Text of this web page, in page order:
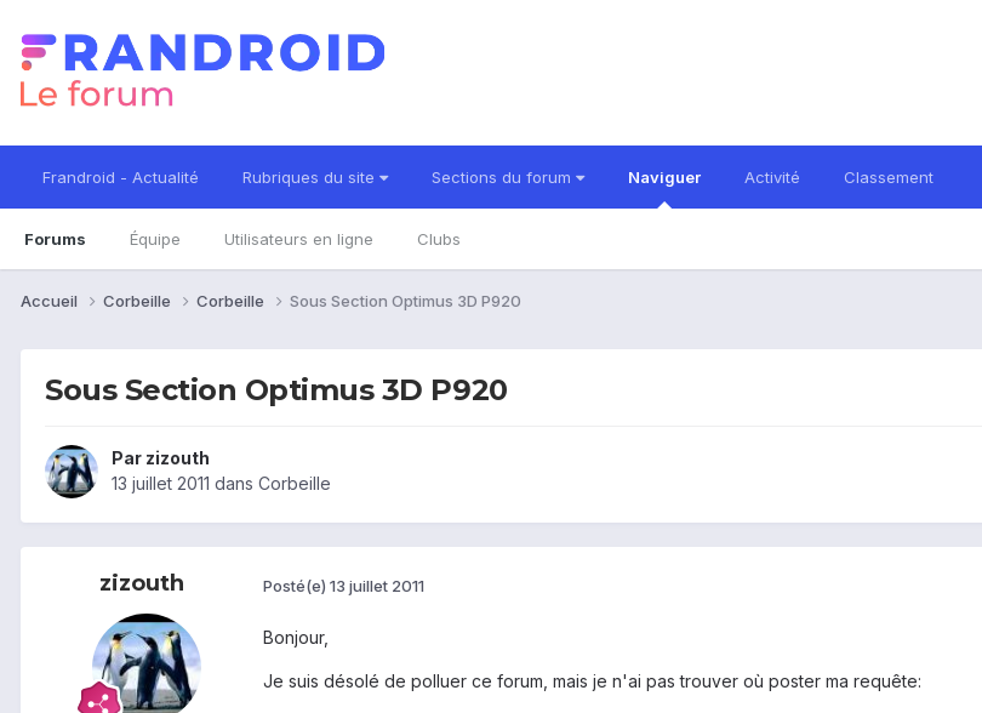
Frandroid - Actualité Rubriques du site Sections du forum Naviguer
Forums Équipe Utilisateurs en ligne Clubs
Activité Classement
Accueil Corbeille Corbeille Sous Section Optimus 3D P920
Sous Section Optimus 3D P920
Par zizouth
13 juillet 2011 dans Corbeille
zizouth Posté(e) 13 juillet 2011
Bonjour,
Je suis désolé de polluer ce forum, mais je n'ai pas trouver où poster ma requête: